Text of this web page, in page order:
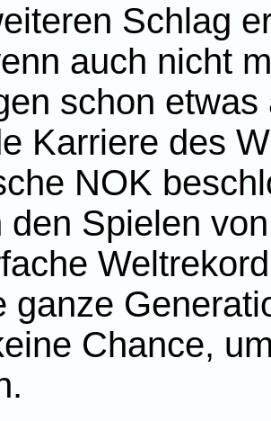
Schlag
auch nicht
schon
Karriere des
NOK
den Spielen
ganze
Chance,